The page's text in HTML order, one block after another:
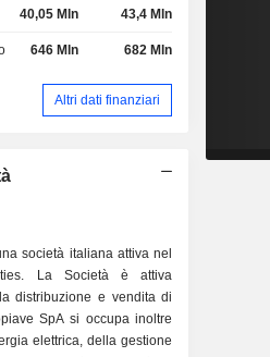
40,05 Mln 43,4 Mln
646 Mln 682 Mln
Altri dati finanziari
società italiana attiva nel
La Società è attiva
distribuzione e vendita di
SpA si occupa inoltre
elettrica, della gestione